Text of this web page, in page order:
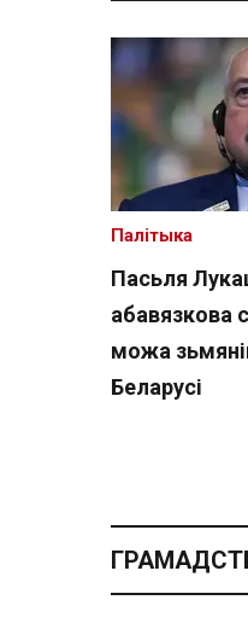
Пасьля
абавязкова
можа
Беларусі
Палітыка